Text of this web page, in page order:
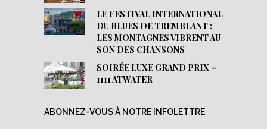
LE FESTIVAL INTERNATIONAL
DU BLUES DE TREMBLANT :
LES MONTAGNES VIBRENT AU
SON DES CHANSONS
SOIRÉE LUXE GRAND PRIX –
1111 ATWATER
ABONNEZ-VOUS À NOTRE INFOLETTRE